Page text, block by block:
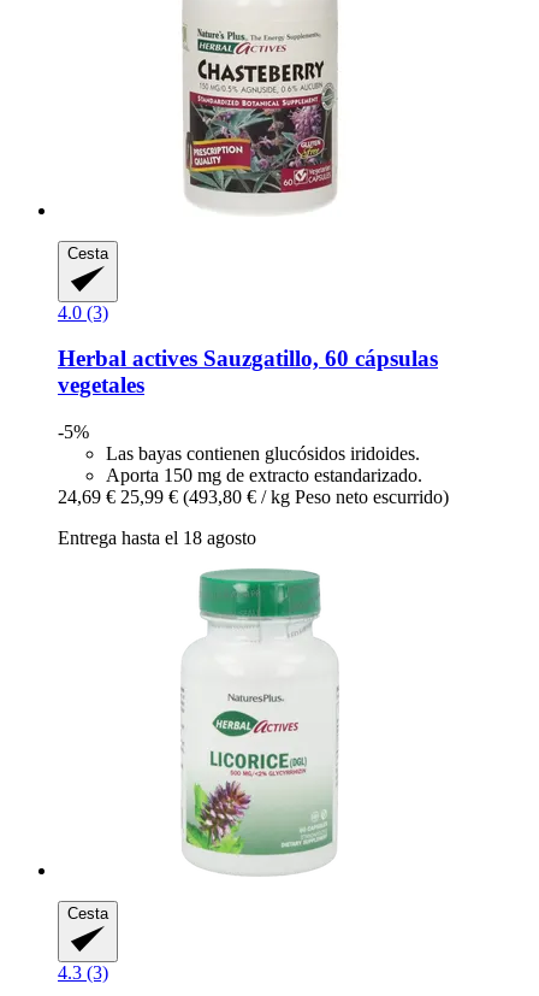
Cesta
4.0 (3)
Herbal actives Sauzgatillo, 60 cápsulas
vegetales
-5%
Las bayas contienen glucósidos iridoides.
Aporta 150 mg de extracto estandarizado.
24,69 € 25,99 € (493,80 € / kg Peso neto escurrido)
Entrega hasta el 18 agosto
Cesta
4.3 (3)